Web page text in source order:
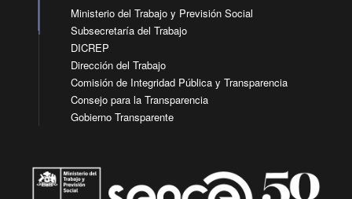
Ministerio del Trabajo y Previsión Social
Subsecretaría del Trabajo
DICREP
Dirección del Trabajo
Comisión de Integridad Pública y Transparencia
Consejo para la Transparencia
Gobierno Transparente